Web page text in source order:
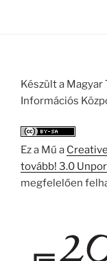
Készült a
Információs
Ez a Mű a
tovább! 3.0
megfelelően